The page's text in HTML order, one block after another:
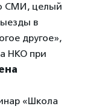
СМИ, целый
в
другое»,
НКО при
«Школа